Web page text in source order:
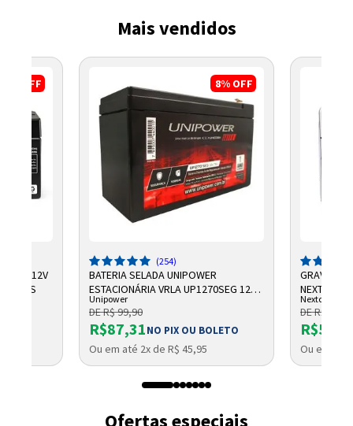
Entendi
Entendi
Entendi
Entendi
Mais vendidos
OFF
12V
8% OFF
(254)
BATERIA SELADA UNIPOWER
ESTACIONÁRIA VRLA UP1270SEG 12V
7AH F187
Unipower
DE R$ 99,90
R$87,31NO PIX OU BOLETO
Ou em até 2x de R$ 45,95
NEXTTECH
Nextcall
DE R$
Ou em até
Ofertas especiais